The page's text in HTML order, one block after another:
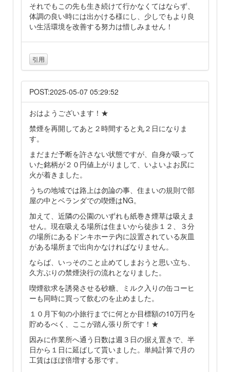
それでもこの先も生き続けて行かなくてはならず、
体調の良い時には出かける様にし、少しでもより良
い生活環境を改善する努力は惜しみません！
引用
POST:2025-05-07 05:29:52
おはようございます！★
禁煙を再開してあと２時間すると丸２日になりま
す。
まだまだ予断を許さない状態ですが、自身が吸って
いた銘柄が２０円値上がりまして、いよいよお尻に
火が着きました。
うちの地域では路上は勿論の事、住まいの規則で部
屋の中とベランダでの喫煙はNG。
加えて、近隣の公園のいずれも紙巻き煙草は吸えま
せん。現在吸える場所は住まいから徒歩１２、３分
の場所にあるドンキホーテ内に設置されている灰皿
がある場所まで出向かなければなりません。
ならば、いっそのこと止めてしまおうと思い立ち、
久方ぶりの禁煙決行の流れとなりました。
喫煙欲求を誘発させる砂糖、ミルク入りの缶コーヒ
ーも同時に買って飲むのを止めました。
１０月下旬の小旅行までに何とか目標額の10万円を
貯めるべく、ここが踏ん張り所です！★
因みに作業所へ通う日数は週３日の据え置きで、半
日から１日に延ばして貰いました。単純計算で月の
工賃はほぼ倍増する形です。